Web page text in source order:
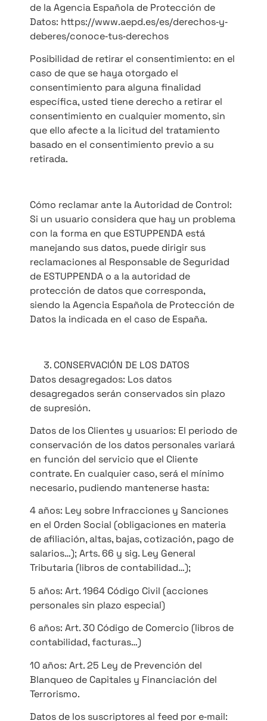
de la Agencia Española de Protección de
Datos: https://www.aepd.es/es/derechos‐y‐
deberes/conoce‐tus‐derechos
Posibilidad de retirar el consentimiento: en el
caso de que se haya otorgado el
consentimiento para alguna finalidad
específica, usted tiene derecho a retirar el
consentimiento en cualquier momento, sin
que ello afecte a la licitud del tratamiento
basado en el consentimiento previo a su
retirada.
Cómo reclamar ante la Autoridad de Control:
Si un usuario considera que hay un problema
con la forma en que ESTUPPENDA está
manejando sus datos, puede dirigir sus
reclamaciones al Responsable de Seguridad
de ESTUPPENDA o a la autoridad de
protección de datos que corresponda,
siendo la Agencia Española de Protección de
Datos la indicada en el caso de España.
CONSERVACIÓN DE LOS DATOS
Datos desagregados: Los datos
desagregados serán conservados sin plazo
de supresión.
Datos de los Clientes y usuarios: El periodo de
conservación de los datos personales variará
en función del servicio que el Cliente
contrate. En cualquier caso, será el mínimo
necesario, pudiendo mantenerse hasta:
4 años: Ley sobre Infracciones y Sanciones
en el Orden Social (obligaciones en materia
de afiliación, altas, bajas, cotización, pago de
salarios…); Arts. 66 y sig. Ley General
Tributaria (libros de contabilidad…);
5 años: Art. 1964 Código Civil (acciones
personales sin plazo especial)
6 años: Art. 30 Código de Comercio (libros de
contabilidad, facturas…)
10 años: Art. 25 Ley de Prevención del
Blanqueo de Capitales y Financiación del
Terrorismo.
Datos de los suscriptores al feed por e‐mail: